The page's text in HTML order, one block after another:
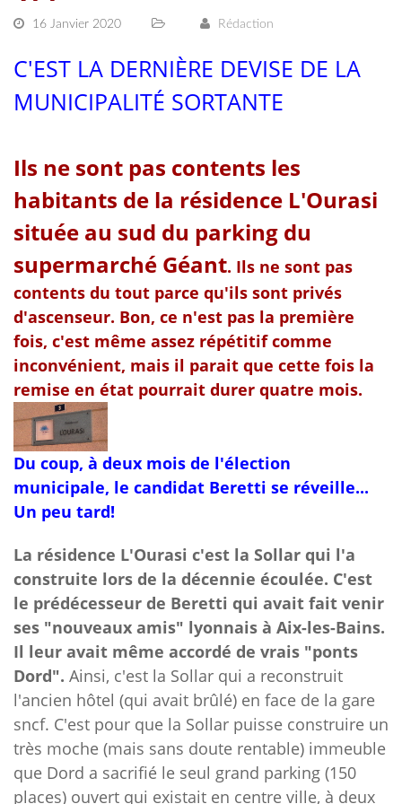
16 Janvier 2020 Rédaction
C'EST LA DERNIÈRE DEVISE DE LA
MUNICIPALITÉ SORTANTE
Ils ne sont pas contents les
habitants de la résidence L'Ourasi
située au sud du parking du
supermarché Géant. Ils ne sont pas
contents du tout parce qu'ils sont privés
d'ascenseur. Bon, ce n'est pas la première
fois, c'est même assez répétitif comme
inconvénient, mais il parait que cette fois la
remise en état pourrait durer quatre mois.
Du coup, à deux mois de l'élection
municipale, le candidat Beretti se réveille...
Un peu tard!
La résidence L'Ourasi c'est la Sollar qui l'a
construite lors de la décennie écoulée. C'est
le prédécesseur de Beretti qui avait fait venir
ses "nouveaux amis" lyonnais à Aix-les-Bains.
Il leur avait même accordé de vrais "ponts
Dord". Ainsi, c'est la Sollar qui a reconstruit
l'ancien hôtel (qui avait brûlé) en face de la gare
sncf. C'est pour que la Sollar puisse construire un
très moche (mais sans doute rentable) immeuble
que Dord a sacrifié le seul grand parking (150
places) ouvert qui existait en centre ville, à deux